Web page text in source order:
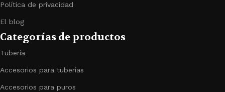
Política de privacidad
El blog
Categorías de productos
Tubería
Accesorios para tuberías
Accesorios para puros